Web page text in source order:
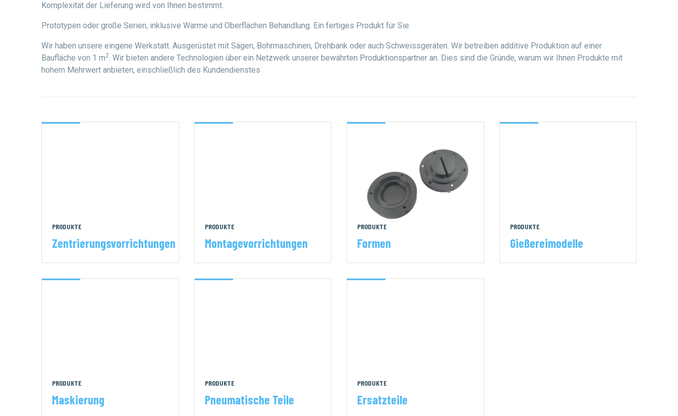
Komplexität der Lieferung wird von Ihnen bestimmt.
Prototypen oder große Serien, inklusive Wärme und Oberflächen Behandlung. Ein fertiges Produkt für Sie.
Wir haben unsere eingene Werkstatt. Ausgerüstet mit Sägen, Bohrmaschinen, Drehbank oder auch Schweissgeräten. Wir betreiben additive Produktion auf einer
Baufläche von 1 m2. Wir bieten andere Technologien über ein Netzwerk unserer bewährten Produktionspartner an. Dies sind die Gründe, warum wir Ihnen Produkte mit
hohem Mehrwert anbieten, einschließlich des Kundendienstes
PRODUKTE
Zentrierungsvorrichtungen
PRODUKTE
Montagevorrichtungen
PRODUKTE
Formen
PRODUKTE
Gießereimodelle
PRODUKTE
Maskierung
PRODUKTE
Pneumatische Teile
PRODUKTE
Ersatzteile